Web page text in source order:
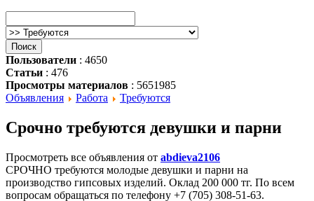
Пользователи : 4650
Статьи : 476
Просмотры материалов : 5651985
Объявления
Работа Требуются
Срочно требуются девушки и парни
Просмотреть все объявления от abdieva2106
СРОЧНО требуются молодые девушки и парни на
производство гипсовых изделий. Оклад 200 000 тг. По всем
вопросам обращаться по телефону +7 (705) 308-51-63.